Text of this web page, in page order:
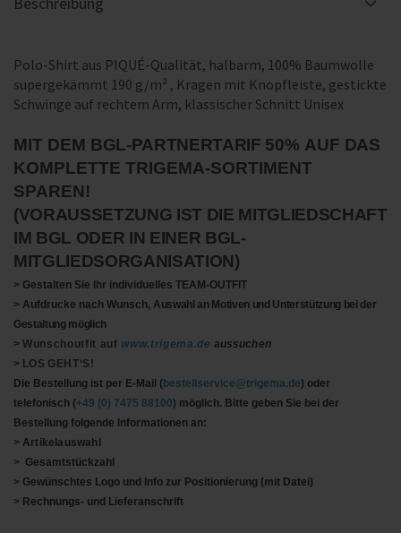
Polo-Shirt aus PIQUÉ-Qualität, halbarm, 100% Baumwolle
supergekämmt 190 g/m² , Kragen mit Knopfleiste, gestickte
Schwinge auf rechtem Arm, klassischer Schnitt Unisex
MIT DEM BGL-PARTNERTARIF 50% AUF DAS
KOMPLETTE TRIGEMA-SORTIMENT
SPAREN!
(VORAUSSETZUNG IST DIE MITGLIEDSCHAFT
IM BGL ODER IN EINER BGL-
MITGLIEDSORGANISATION)
> Gestalten Sie Ihr individuelles TEAM-OUTFIT
> Aufdrucke nach Wunsch, Auswahl an Motiven und Unterstützung bei der
Gestaltung möglich
> Wunschoutfit auf www.trigema.de aussuchen
> LOS GEHT‘S!
Die Bestellung ist per E-Mail ( bestellservice@trigema.de) oder
telefonisch (+49 (0) 7475 88100) möglich. Bitte geben Sie bei der
Bestellung folgende Informationen an:
> Artikelauswahl
> Gesamtstückzahl
> Gewünschtes Logo und Info zur Positionierung (mit Datei)
> Rechnungs- und Lieferanschrift